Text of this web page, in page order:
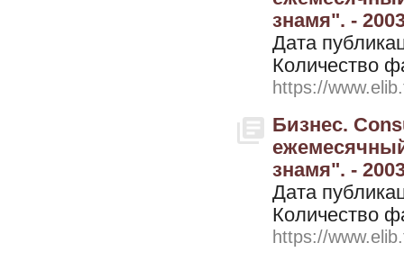
знамя". -
Дата
Количество
https://
Бизнес.
знамя". -
Дата
Количество
https://